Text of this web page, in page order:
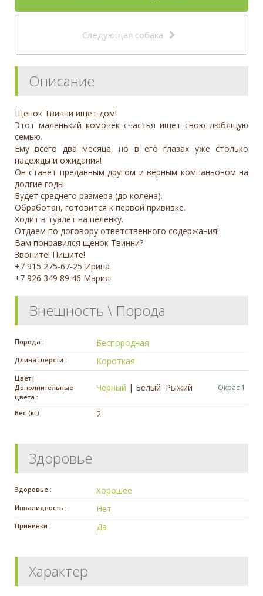
Следующая собака
Описание
Щенок Твинни ищет дом!
Этот маленький комочек счастья ищет свою любящую
семью.
Ему всего два месяца, но в его глазах уже столько
надежды и ожидания!
Он станет преданным другом и верным компаньоном на
долгие годы.
Будет среднего размера (до колена).
Обработан, готовится к первой прививке.
Ходит в туалет на пеленку.
Отдаем по договору ответственного содержания!
Вам понравился щенок Твинни?
Звоните! Пишите!
+7 915 275-67-25 Ирина
+7 926 349 89 46 Мария
Внешность \ Порода
Порода : Беспородная
Длина шерсти : Короткая
Цвет|
Дополнительные
цвета :
Черный | Белый Рыжий Окрас 1
Вес (кг) : 2
Здоровье
Здоровье : Хорошее
Инвалидность : Нет
Прививки : Да
Характер